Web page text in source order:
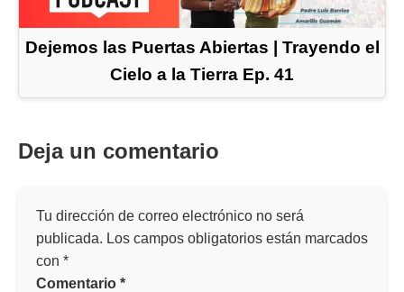
Dejemos las Puertas Abiertas | Trayendo el
Cielo a la Tierra Ep. 41
Deja un comentario
Tu dirección de correo electrónico no será
publicada. Los campos obligatorios están marcados
con *
Comentario *